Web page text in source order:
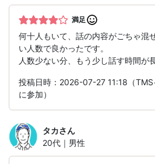
満足
何十人もいて、話の内容がごちゃ混
い人数で良かったです。
人数少ない分、もう少し話す時間が
投稿日時：2026-07-27 11:18（TMS
に参加）
タカさん
20代｜男性